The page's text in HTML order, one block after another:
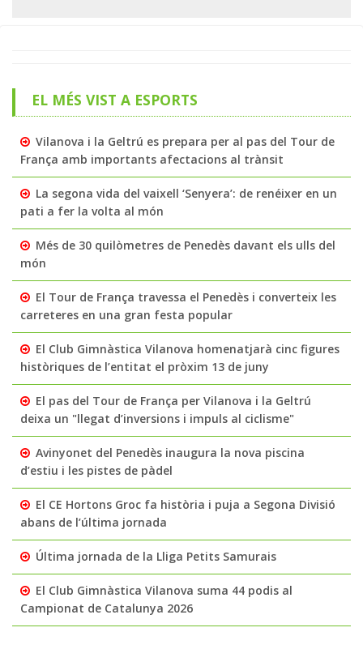
EL MÉS VIST A ESPORTS
Vilanova i la Geltrú es prepara per al pas del Tour de
França amb importants afectacions al trànsit
La segona vida del vaixell ‘Senyera’: de renéixer en un
pati a fer la volta al món
Més de 30 quilòmetres de Penedès davant els ulls del
món
El Tour de França travessa el Penedès i converteix les
carreteres en una gran festa popular
El Club Gimnàstica Vilanova homenatjarà cinc figures
històriques de l’entitat el pròxim 13 de juny
El pas del Tour de França per Vilanova i la Geltrú
deixa un "llegat d’inversions i impuls al ciclisme"
Avinyonet del Penedès inaugura la nova piscina
d’estiu i les pistes de pàdel
El CE Hortons Groc fa història i puja a Segona Divisió
abans de l’última jornada
Última jornada de la Lliga Petits Samurais
El Club Gimnàstica Vilanova suma 44 podis al
Campionat de Catalunya 2026